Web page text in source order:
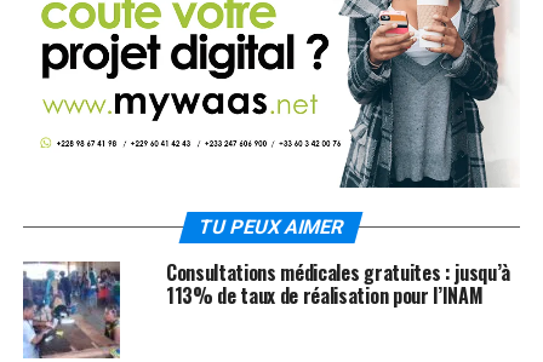
TU PEUX AIMER
Consultations médicales gratuites : jusqu’à
113% de taux de réalisation pour l’INAM